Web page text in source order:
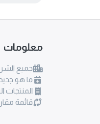
معلومات
جميع
ما هو جديد
المنتجات
قائمة